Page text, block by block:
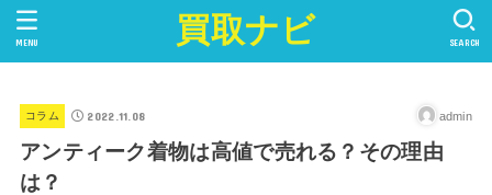
買取ナビ SEARCH
MENU
コラム 2022.11.08 admin
アンティーク着物は高値で売れる？その理由
は？